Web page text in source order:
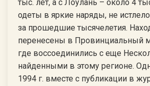
тыс. лет, а с Лоулань – около 4
одеты в яркие наряды, не
за прошедшие тысячелетия.
перенесены в Провинциальный
где воссоединились с еще
найденными в этому регионе.
1994 г. вместе с публикации в